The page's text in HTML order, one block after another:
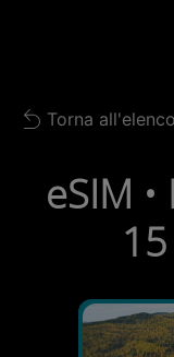
Back to list
Torna all'elenco
eSIM •